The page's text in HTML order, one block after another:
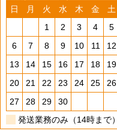
日
月 火 水 木 金
土
1
2 3 4
5
6
7 8 9 10 11
12
13
14 15 16 17 18
19
20
21 22 23 24 25
26
27
28 29
30
発送業務のみ（14時まで）